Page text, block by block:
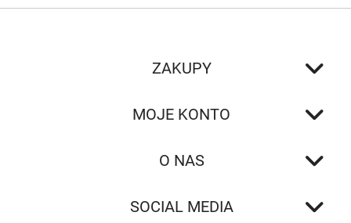
ZAKUPY
MOJE KONTO
O NAS
SOCIAL MEDIA